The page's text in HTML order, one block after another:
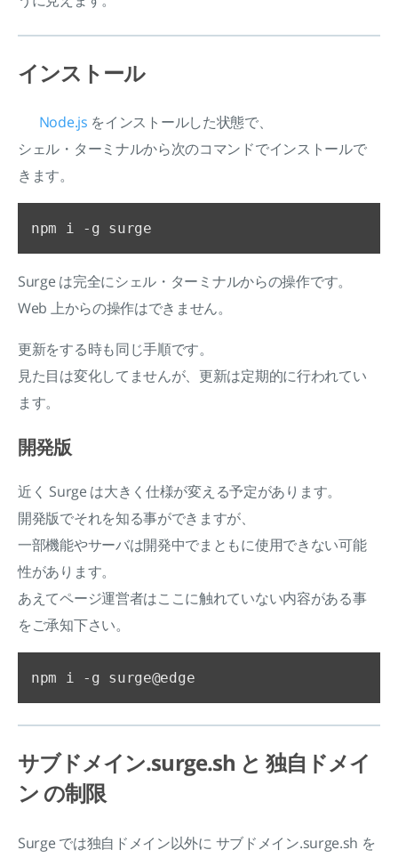
インストール
Node.js をインストールした状態で、
シェル・ターミナルから次のコマンドでインストールで
きます。
Surge は完全にシェル・ターミナルからの操作です。
Web 上からの操作はできません。
更新をする時も同じ手順です。
見た目は変化してませんが、更新は定期的に行われてい
ます。
開発版
近く Surge は大きく仕様が変える予定があります。
開発版でそれを知る事ができますが、
一部機能やサーバは開発中でまともに使用できない可能
性があります。
あえてページ運営者はここに触れていない内容がある事
をご承知下さい。
サブドメイン.surge.sh と 独自ドメイ
ン の制限
Surge では独自ドメイン以外に サブドメイン.surge.sh を